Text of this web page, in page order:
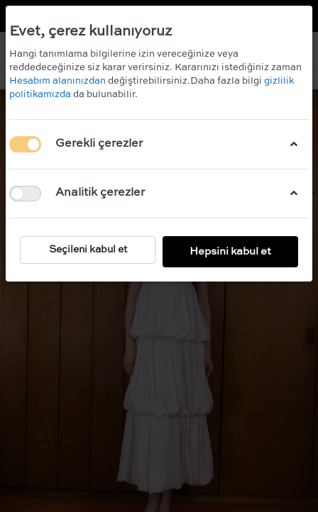
Evet, çerez kullanıyoruz
Hangi tanımlama bilgilerine izin vereceğinize veya
reddedeceğinize siz karar verirsiniz. Kararınızı istediğiniz zaman
Hesabım alanınızdan değiştirebilirsiniz.Daha fazla bilgi gizlilik
politikamızda da bulunabilir.
Gerekli çerezler
Analitik çerezler
Seçileni kabul et Hepsini kabul et